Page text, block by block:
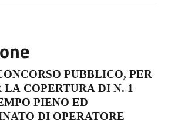
PUBBLICO, PER
LA COPERTURA DI N. 1
PIENO ED
DI OPERATORE